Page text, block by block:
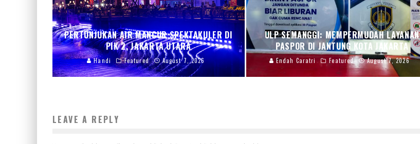
PERTUNJUKAN AIR MANCUR SPEKTAKULER DI
PIK 2, JAKARTA UTARA
Handi Featured August 7, 2026
ULP SEMANGGI: MEMPERMUDAH LAYANAN
PASPOR DI JANTUNG KOTA JAKARTA
Endah Caratri Featured August 7, 2026
LEAVE A REPLY